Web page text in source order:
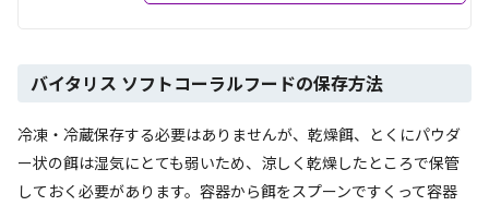
バイタリス ソフトコーラルフードの保存方法
冷凍・冷蔵保存する必要はありませんが、乾燥餌、とくにパウダ
ー状の餌は湿気にとても弱いため、涼しく乾燥したところで保管
しておく必要があります。容器から餌をスプーンですくって容器